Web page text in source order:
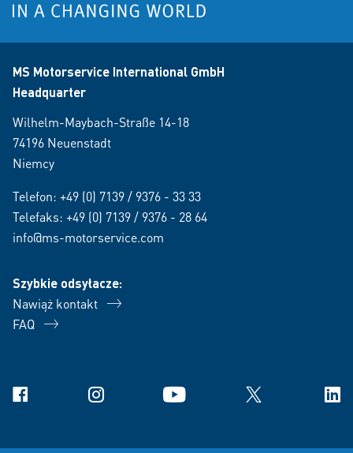
MS Motorservice International GmbH
Headquarter
Wilhelm-Maybach-Straße 14-18
74196 Neuenstadt
Niemcy
Telefon: +49 (0) 7139 / 9376 - 33 33
Telefaks: +49 (0) 7139 / 9376 - 28 64
info@ms-motorservice.com
Szybkie odsyłacze:
Nawiąż kontakt
FAQ
Facebook Instagram YouTube X